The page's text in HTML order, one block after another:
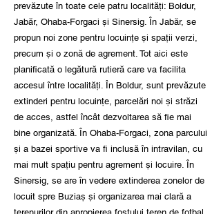
prevăzute în toate cele patru localități: Boldur,
Jabăr, Ohaba-Forgaci și Sinersig. În Jabăr, se
propun noi zone pentru locuințe și spații verzi,
precum și o zonă de agrement. Tot aici este
planificată o legătură rutieră care va facilita
accesul între localități. În Boldur, sunt prevăzute
extinderi pentru locuințe, parcelări noi și străzi
de acces, astfel încât dezvoltarea să fie mai
bine organizată. În Ohaba-Forgaci, zona parcului
și a bazei sportive va fi inclusă în intravilan, cu
mai mult spațiu pentru agrement și locuire. În
Sinersig, se are în vedere extinderea zonelor de
locuit spre Buziaș și organizarea mai clară a